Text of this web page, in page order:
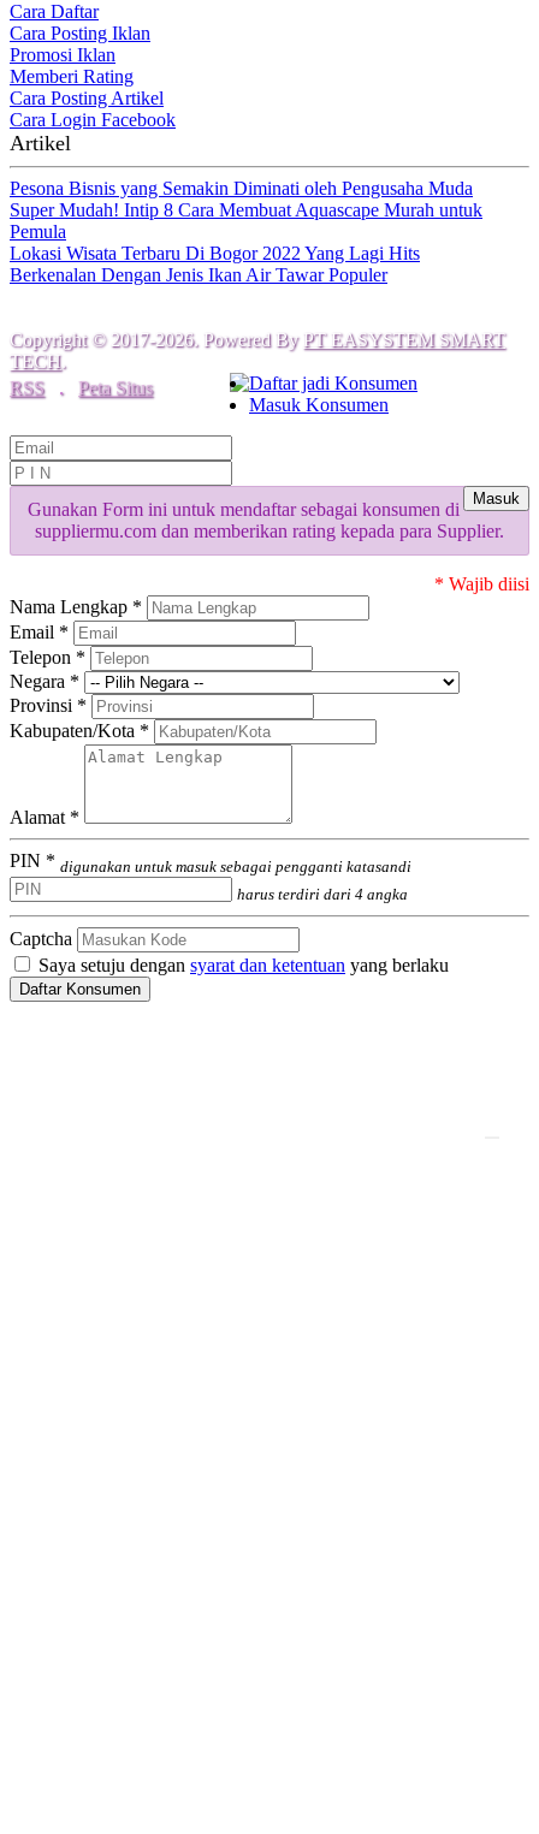
Cara Daftar
Cara Posting Iklan
Promosi Iklan
Memberi Rating
Cara Posting Artikel
Cara Login Facebook
Artikel
Pesona Bisnis yang Semakin Diminati oleh Pengusaha Muda
Super Mudah! Intip 8 Cara Membuat Aquascape Murah untuk
Pemula
Lokasi Wisata Terbaru Di Bogor 2022 Yang Lagi Hits
Berkenalan Dengan Jenis Ikan Air Tawar Populer
Copyright © 2017-2026. Powered By PT EASYSTEM SMART
TECH.
RSS
. Peta Situs
Daftar jadi Konsumen
Masuk Konsumen
Masuk
Gunakan Form ini untuk mendaftar sebagai konsumen di
suppliermu.com dan memberikan rating kepada para Supplier.
* Wajib diisi
Nama Lengkap *
Email *
Telepon *
Negara *
Provinsi *
Kabupaten/Kota *
Alamat *
PIN * digunakan untuk masuk sebagai pengganti katasandi
harus terdiri dari 4 angka
Captcha
Saya setuju dengan syarat dan ketentuan yang berlaku
Daftar Konsumen